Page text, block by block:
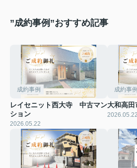
”成約事例”おすすめ記事
成約事例
レイセニット西大寺 中古マン
ション
2026.05.22
成約事例
大和高
2026.05.22